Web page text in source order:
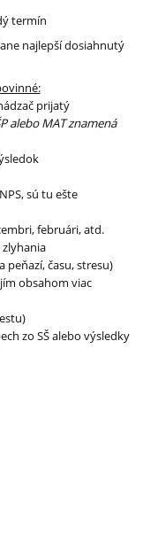
termín
najlepší dosiahnutý
prijatý
alebo MAT znamená
sú tu ešte
februári, atd.
peňazí, času, stresu)
obsahom viac
zo SŠ alebo výsledky